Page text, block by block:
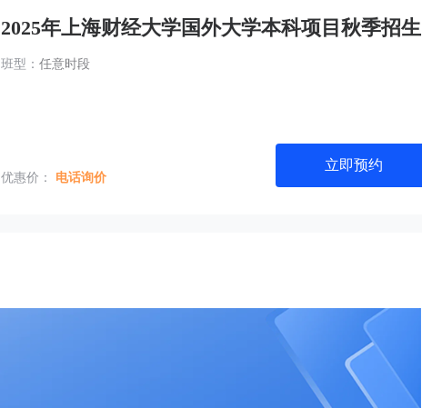
2025年上海财经大学国外大学本科项目秋季招生
班型： 任意时段
优惠价： 电话询价
立即预约